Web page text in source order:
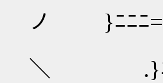
ノ }ﾆﾆﾆ
＼ .}ﾆﾆ